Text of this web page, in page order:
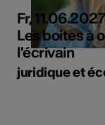
Fr,
Les boites à
l'écrivain
juridique et